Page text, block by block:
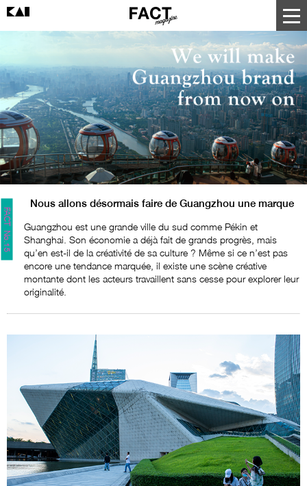
FACT No.15
Nous allons désormais faire de Guangzhou une marque
Guangzhou est une grande ville du sud comme Pékin et
Shanghai. Son économie a déjà fait de grands progrès, mais
qu’en est-il de la créativité de sa culture ? Même si ce n’est pas
encore une tendance marquée, il existe une scène créative
montante dont les acteurs travaillent sans cesse pour explorer leur
originalité.